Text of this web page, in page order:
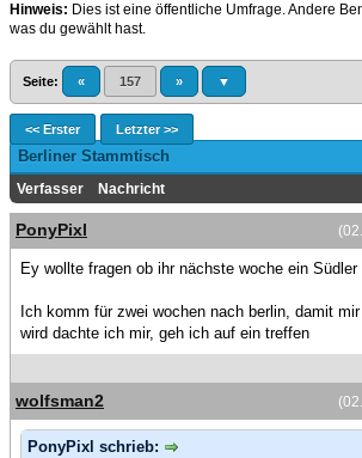
Hinweis: Dies ist eine öffentliche Umfrage. Andere
was du gewählt hast.
Seite: « 157 » ▼
<< Erster Letzter >>
Berliner Stammtisch
Verfasser Nachricht
PonyPixl
Ey wollte fragen ob ihr nächste woche ein
Ich komm für zwei wochen nach berlin, damit
wird dachte ich mir, geh ich auf ein treffen
wolfsman2
PonyPixl schrieb: